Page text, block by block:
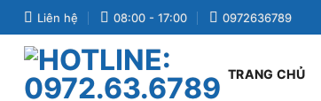
qua
dung
Liên hệ 08:00 - 17:00 0972636789
TRANG CHỦ